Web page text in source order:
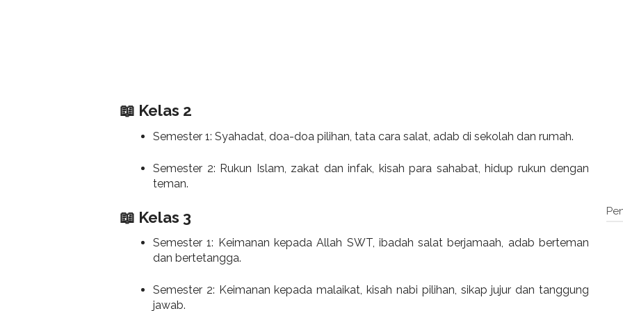
📖 Kelas 2
Semester 1: Syahadat, doa-doa pilihan, tata cara salat, adab di sekolah dan rumah.
Semester 2: Rukun Islam, zakat dan infak, kisah para sahabat, hidup rukun dengan
teman.
📖 Kelas 3
Semester 1: Keimanan kepada Allah SWT, ibadah salat berjamaah, adab berteman
dan bertetangga.
Semester 2: Keimanan kepada malaikat, kisah nabi pilihan, sikap jujur dan tanggung
jawab.